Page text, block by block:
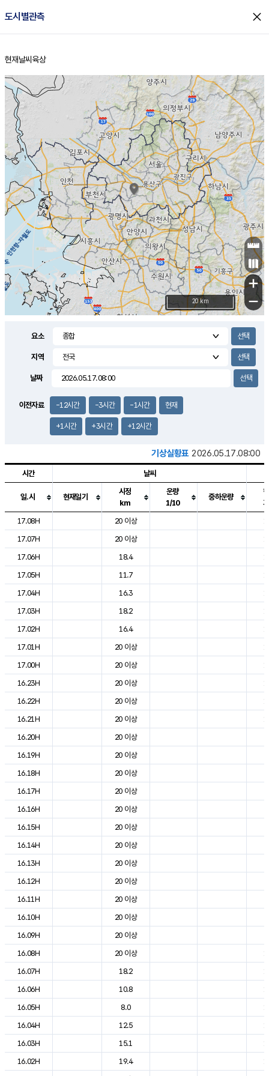
도시별관측 close
홈
현재날씨 육상
+
−
20 km
요소
지역
날짜
이전자료 -12시간 -3시간 -1시간 현재
+1시간 +3시간 +12시간
기상실황표 2026.05.17.08:00
도시별 기상실황표로 지점, 날씨, 기온, 강수, 바람, 기압등을 안내한 표입
시간 날씨
일.시 현재일기
시정
km
운량
1/10
중하운량
17.08H
20 이상
17.07H
20 이상
17.06H
18.4
17.05H
11.7
17.04H
16.3
17.03H
18.2
17.02H
16.4
17.01H
20 이상
17.00H
20 이상
16.23H
20 이상
16.22H
20 이상
16.21H
20 이상
16.20H
20 이상
16.19H
20 이상
16.18H
20 이상
16.17H
20 이상
16.16H
20 이상
16.15H
20 이상
16.14H
20 이상
16.13H
20 이상
16.12H
20 이상
16.11H
20 이상
16.10H
20 이상
16.09H
20 이상
16.08H
20 이상
16.07H
18.2
16.06H
10.8
16.05H
8.0
16.04H
12.5
16.03H
15.1
16.02H
19.4